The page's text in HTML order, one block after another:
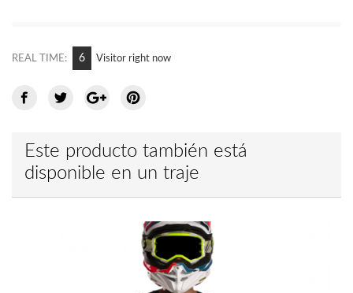
REAL TIME: 10 Visitor right now
Este producto también está
disponible en un traje